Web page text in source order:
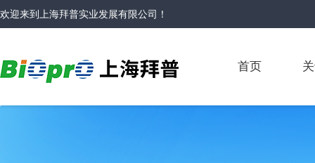
欢迎来到 上海拜普实业发展有限公司 ！
首页